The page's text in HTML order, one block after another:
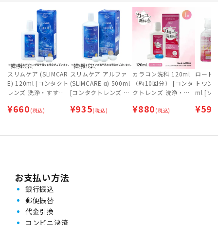
スリムケア (SLIMCAR
E) 120ml [コンタクト
レンズ 洗浄・すす
ア用品] 【ネコポス専
¥660 (税込)
スリムケア アルファ
(SLIMCARE α) 500ml
[コンタクトレンズ 洗
存)液・ケア用品]
¥935(税込)
カラコン洗科 120ml
（約10回分） [コンタ
クトレンズ 洗浄・す
ケア用品] 【ネコポス
¥880 (税込)
ロート
トワン
ml [ソ
の洗浄
¥595
お支払い方法
銀行振込
郵便振替
代金引換
コンビニ決済